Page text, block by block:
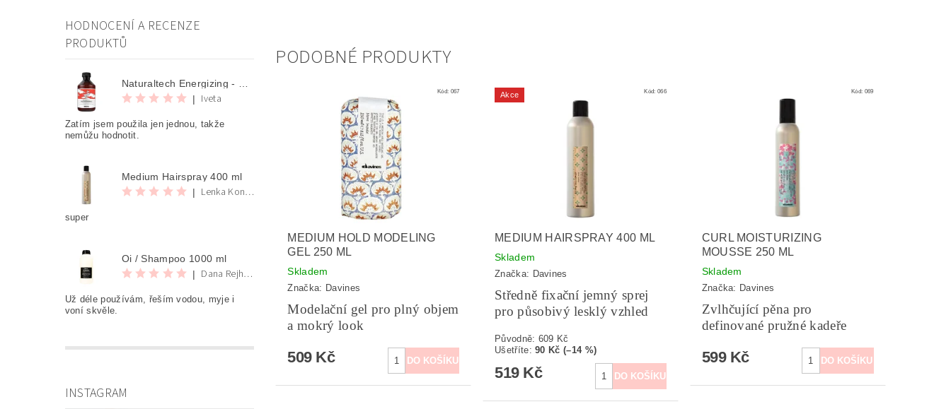
HODNOCENÍ A RECENZE
PRODUKTŮ
Naturaltech Energizing - Shampoo 250 ml
|
Iveta
Zatím jsem použila jen jednou, takže
nemůžu hodnotit.
Medium Hairspray 400 ml
|
Lenka Konvalinova
super
Oi / Shampoo 1000 ml
|
Dana Rejhová
Už déle používám, řeším vodou, myje i
voní skvěle.
INSTAGRAM
PODOBNÉ PRODUKTY
Kód: 067
MEDIUM HOLD MODELING
GEL 250 ML
Skladem
Značka: Davines
Modelační gel pro plný objem
a mokrý look
509 Kč
Akce Kód:066
MEDIUM HAIRSPRAY 400 ML
Skladem
Značka: Davines
Středně fixační jemný sprej
pro působivý lesklý vzhled
Původně: 609 Kč
Ušetříte:90 Kč (–14 %)
519 Kč
Kód: 069
CURL MOISTURIZING
MOUSSE 250 ML
Skladem
Značka: Davines
Zvlhčující pěna pro
definované pružné kadeře
599 Kč